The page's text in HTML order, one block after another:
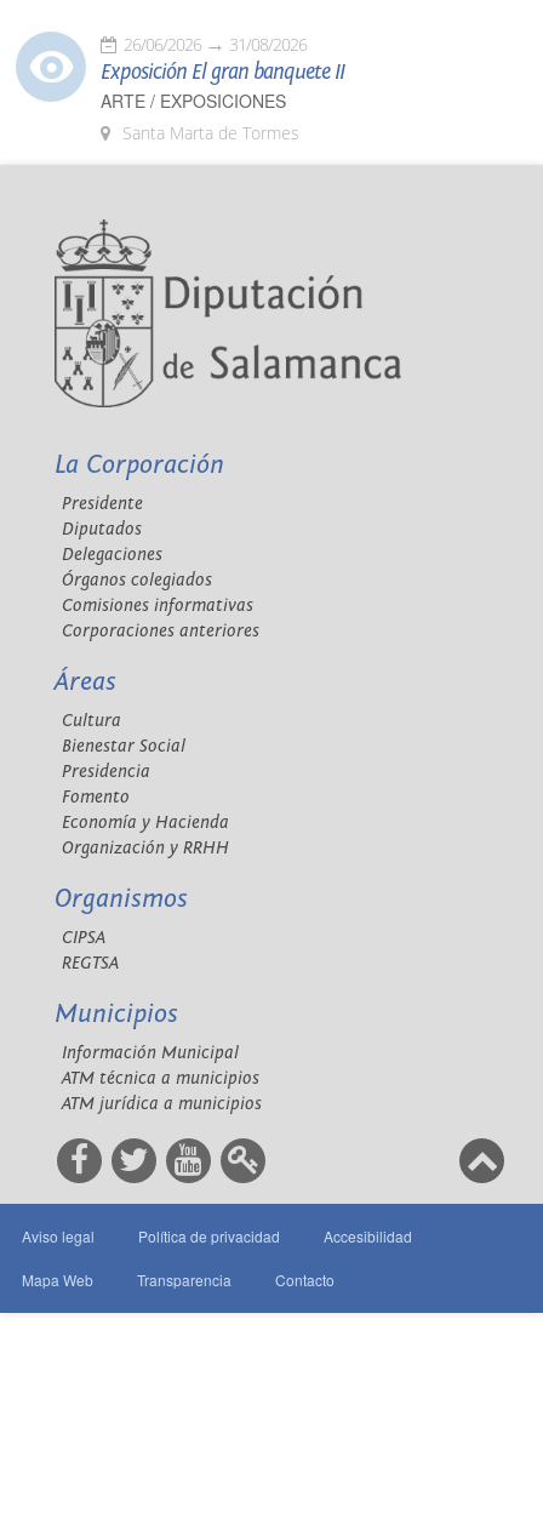
26/06/2026 31/08/2026
Exposición El gran banquete II
ARTE / EXPOSICIONES
Santa Marta de Tormes
La Corporación
Presidente
Diputados
Delegaciones
Órganos colegiados
Comisiones informativas
Corporaciones anteriores
Áreas
Cultura
Bienestar Social
Presidencia
Fomento
Economía y Hacienda
Organización y RRHH
Organismos
CIPSA
REGTSA
Municipios
Información Municipal
ATM técnica a municipios
ATM jurídica a municipios
Aviso legal Política de privacidad Accesibilidad
Mapa Web Transparencia Contacto